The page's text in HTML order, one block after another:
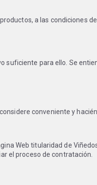
a las condiciones
suficiente para ello. Se
conveniente y
Web titularidad de
el proceso de contratación.